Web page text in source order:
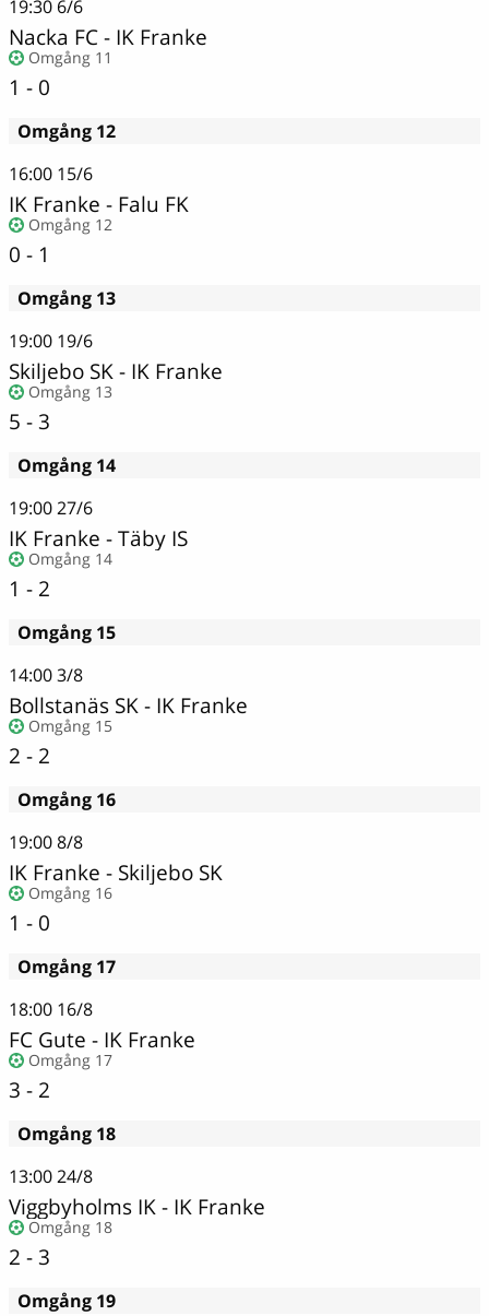
19:30 6/6
Nacka FC- IK Franke
Omgång 11
1 - 0
Omgång 12
16:00 15/6
IK Franke - Falu FK
Omgång 12
0 - 1
Omgång 13
19:00 19/6
Skiljebo SK- IK Franke
Omgång 13
5 - 3
Omgång 14
19:0027/6
IK Franke -Täby IS
Omgång 14
1 - 2
Omgång 15
14:003/8
Bollstanäs SK - IK Franke
Omgång 15
2 - 2
Omgång 16
19:008/8
IK Franke - Skiljebo SK
Omgång 16
1 - 0
Omgång 17
18:00 16/8
FC Gute - IK Franke
Omgång 17
3 - 2
Omgång 18
13:0024/8
Viggbyholms IK- IK Franke
Omgång 18
2 - 3
Omgång 19